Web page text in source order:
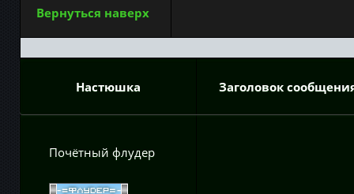
Вернуться наверх
Настюшка Заголовок
Почётный флудер